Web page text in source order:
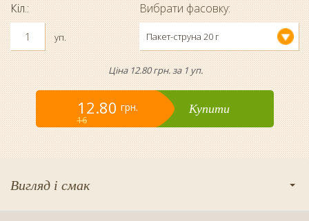
Кіл.:
уп.
Вибрати фасовку:
Пакет-струна 20 г
Ціна 12.80 грн. за 1 уп.
16
12.80 грн. Купити
Вигляд і смак